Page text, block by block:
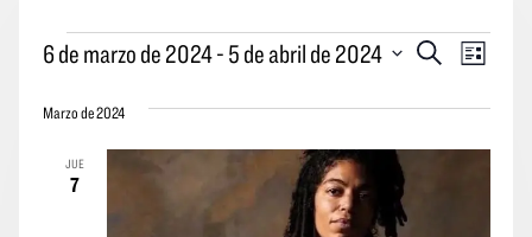
Eventos
Eventos
y
vistas
Buscar
las
vistas
Lista
6 de marzo de 2024 - 5 de abril de 2024
la
Marzo de 2024
JUE
7